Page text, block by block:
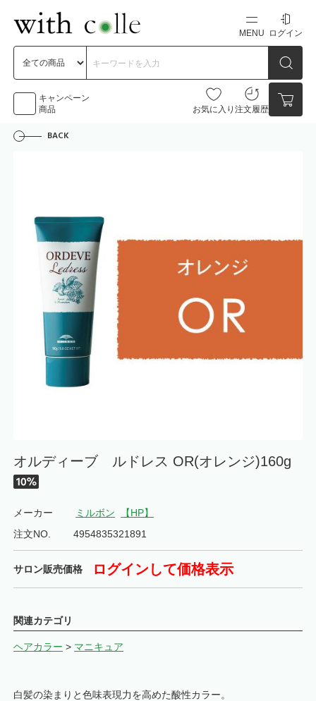
MENU
新規会員登録
ログイン
キャンペーン
商品
お気に入り 注文履歴
カートの中身を見る
BACK
オルディーブ ルドレス OR(オレンジ)160g
メーカー ミルボン
【HP】
注文NO.
4954835321891
サロン販売価格 ログインして価格表示
関連カテゴリ
ヘアカラー > マニキュア
白髪の染まりと色味表現力を高めた酸性カラー。